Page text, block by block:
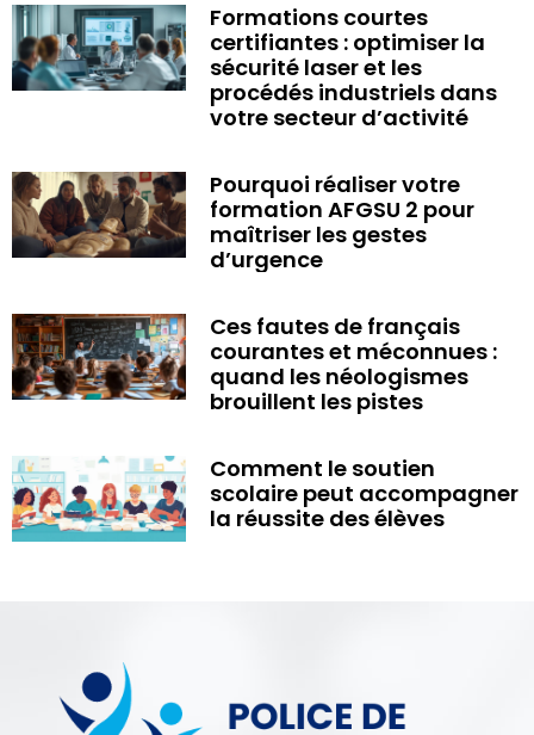
Formations courtes
certifiantes : optimiser la
sécurité laser et les
procédés industriels dans
votre secteur d’activité
Pourquoi réaliser votre
formation AFGSU 2 pour
maîtriser les gestes
d’urgence
Ces fautes de français
courantes et méconnues :
quand les néologismes
brouillent les pistes
Comment le soutien
scolaire peut accompagner
la réussite des élèves